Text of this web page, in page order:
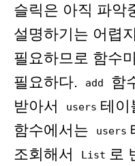
슬릭은 아직 파악
설명하기는 어렵
필요하므로 함수
필요하다.
add 함
받아서
users 테이
함수에서는 users
조회해서
List 로